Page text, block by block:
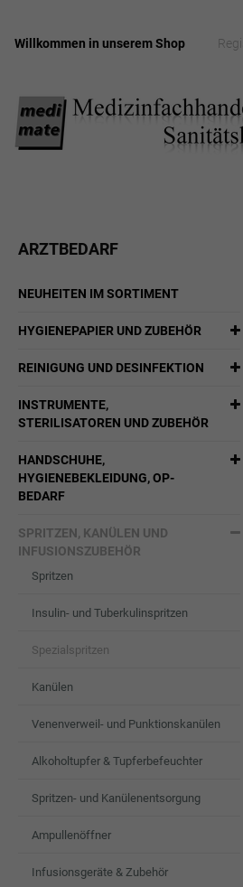
Zum
Willkommen in unserem Shop
ARZTBEDARF
NEUHEITEN IM SORTIMENT
HYGIENEPAPIER UND ZUBEHÖR
REINIGUNG UND DESINFEKTION
INSTRUMENTE,
STERILISATOREN UND ZUBEHÖR
HANDSCHUHE,
HYGIENEBEKLEIDUNG, OP-
BEDARF
SPRITZEN, KANÜLEN UND
INFUSIONSZUBEHÖR
Spritzen
Insulin- und Tuberkulinspritzen
Spezialspritzen
Kanülen
Venenverweil- und Punktionskanülen
Alkoholtupfer & Tupferbefeuchter
Spritzen- und Kanülenentsorgung
Ampullenöffner
Infusionsgeräte & Zubehör